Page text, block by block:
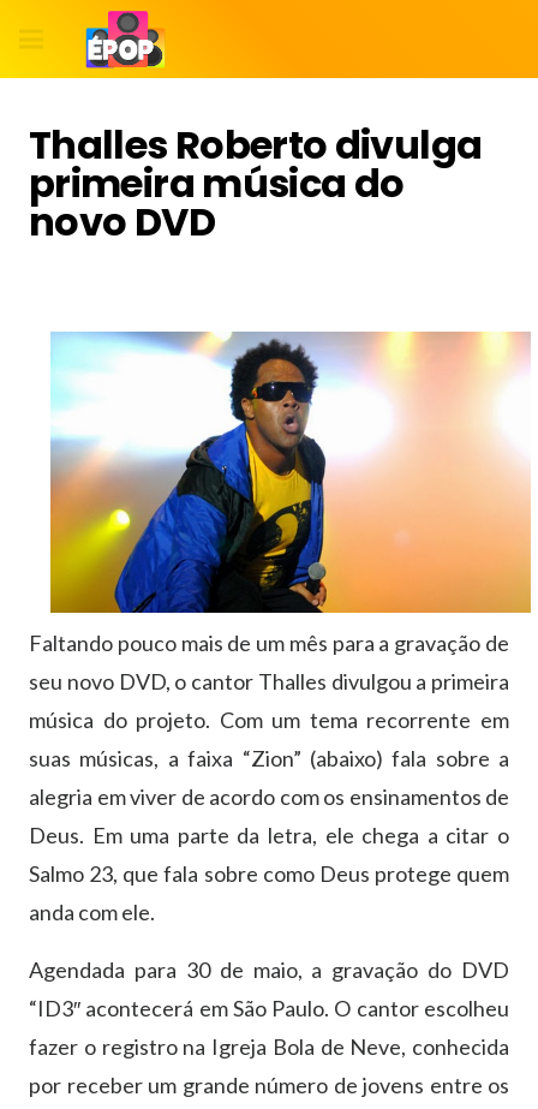
Thalles Roberto divulga
primeira música do
novo DVD
Faltando pouco mais de um mês para a gravação de
seu novo DVD, o cantor Thalles divulgou a primeira
música do projeto. Com um tema recorrente em
suas músicas, a faixa “Zion” (abaixo) fala sobre a
alegria em viver de acordo com os ensinamentos de
Deus. Em uma parte da letra, ele chega a citar o
Salmo 23, que fala sobre como Deus protege quem
anda com ele.
Agendada para 30 de maio, a gravação do DVD
“ID3″ acontecerá em São Paulo. O cantor escolheu
fazer o registro na Igreja Bola de Neve, conhecida
por receber um grande número de jovens entre os